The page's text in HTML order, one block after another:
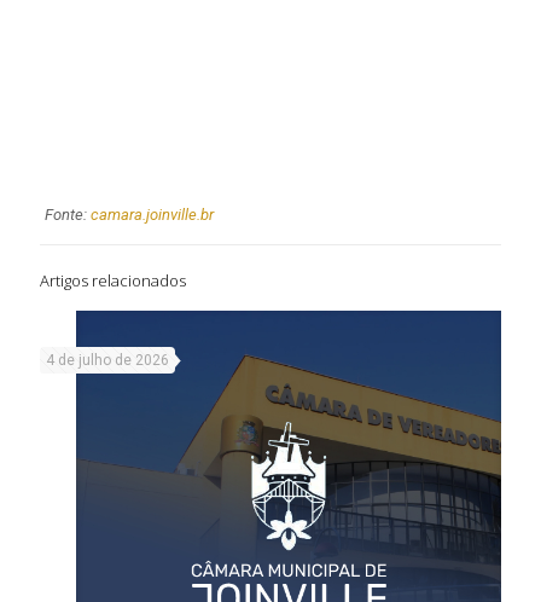
Fonte: camara.joinville.br
Artigos relacionados
4 de julho de 2026